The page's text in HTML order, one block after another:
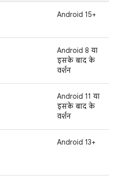
Android 15+
Android 8 या
इसके बाद के
वर्शन
Android 11 या
इसके बाद के
वर्शन
Android 13+